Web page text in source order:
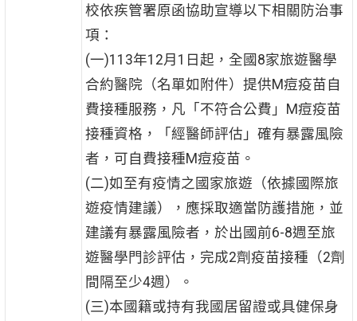
校依疾管署原函協助宣導以下相關防治事
項：
(一)113年12月1日起，全國8家旅遊醫學
合約醫院（名單如附件）提供M痘疫苗自
費接種服務，凡「不符合公費」M痘疫苗
接種資格，「經醫師評估」確有暴露風險
者，可自費接種M痘疫苗。
(二)如至有疫情之國家旅遊（依據國際旅
遊疫情建議），應採取適當防護措施，並
建議有暴露風險者，於出國前6-8週至旅
遊醫學門診評估，完成2劑疫苗接種（2劑
間隔至少4週）。
(三)本國籍或持有我國居留證或具健保身